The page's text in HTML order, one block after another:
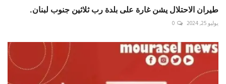
طيران الاحتلال يشن غارة على بلدة رب ثلاثين جنوب لبنان.
يوليو 25, 2024 0